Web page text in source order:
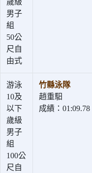
歲級
男子
組
50公
尺自
由式
游泳
10及
以下
歲級
男子
組
100公
尺自
竹縣泳隊
趙重馹
成績：01:09.78